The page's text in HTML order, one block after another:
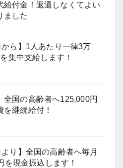
給付金！返還しなくてよい
ました
から】1人あたり一律3万
集中支給します！
全国の高齢者へ125,000円
を継続給付！
より】全国の高齢者へ毎月
を現金振込します！